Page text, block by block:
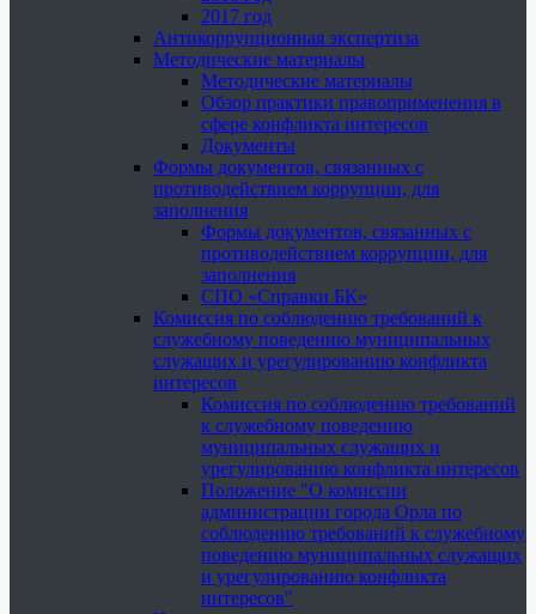
2017 год
Антикоррупционная экспертиза
Методические материалы
Методические материалы
Обзор практики правоприменения в
сфере конфликта интересов
Документы
Формы документов, связанных с
противодействием коррупции, для
заполнения
Формы документов, связанных с
противодействием коррупции, для
заполнения
СПО «Справки БК»
Комиссия по соблюдению требований к
служебному поведению муниципальных
служащих и урегулированию конфликта
интересов
Комиссия по соблюдению требований
к служебному поведению
муниципальных служащих и
урегулированию конфликта интересов
Положение "О комиссии
администрации города Орла по
соблюдению требований к служебному
поведению муниципальных служащих
и урегулированию конфликта
интересов"